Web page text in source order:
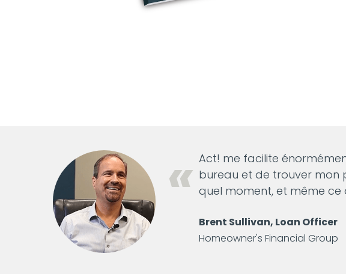
Act! me facilite
bureau et de trouver mon
quel moment, et même ce
Brent Sullivan, Loan Officer
Homeowner's Financial Group